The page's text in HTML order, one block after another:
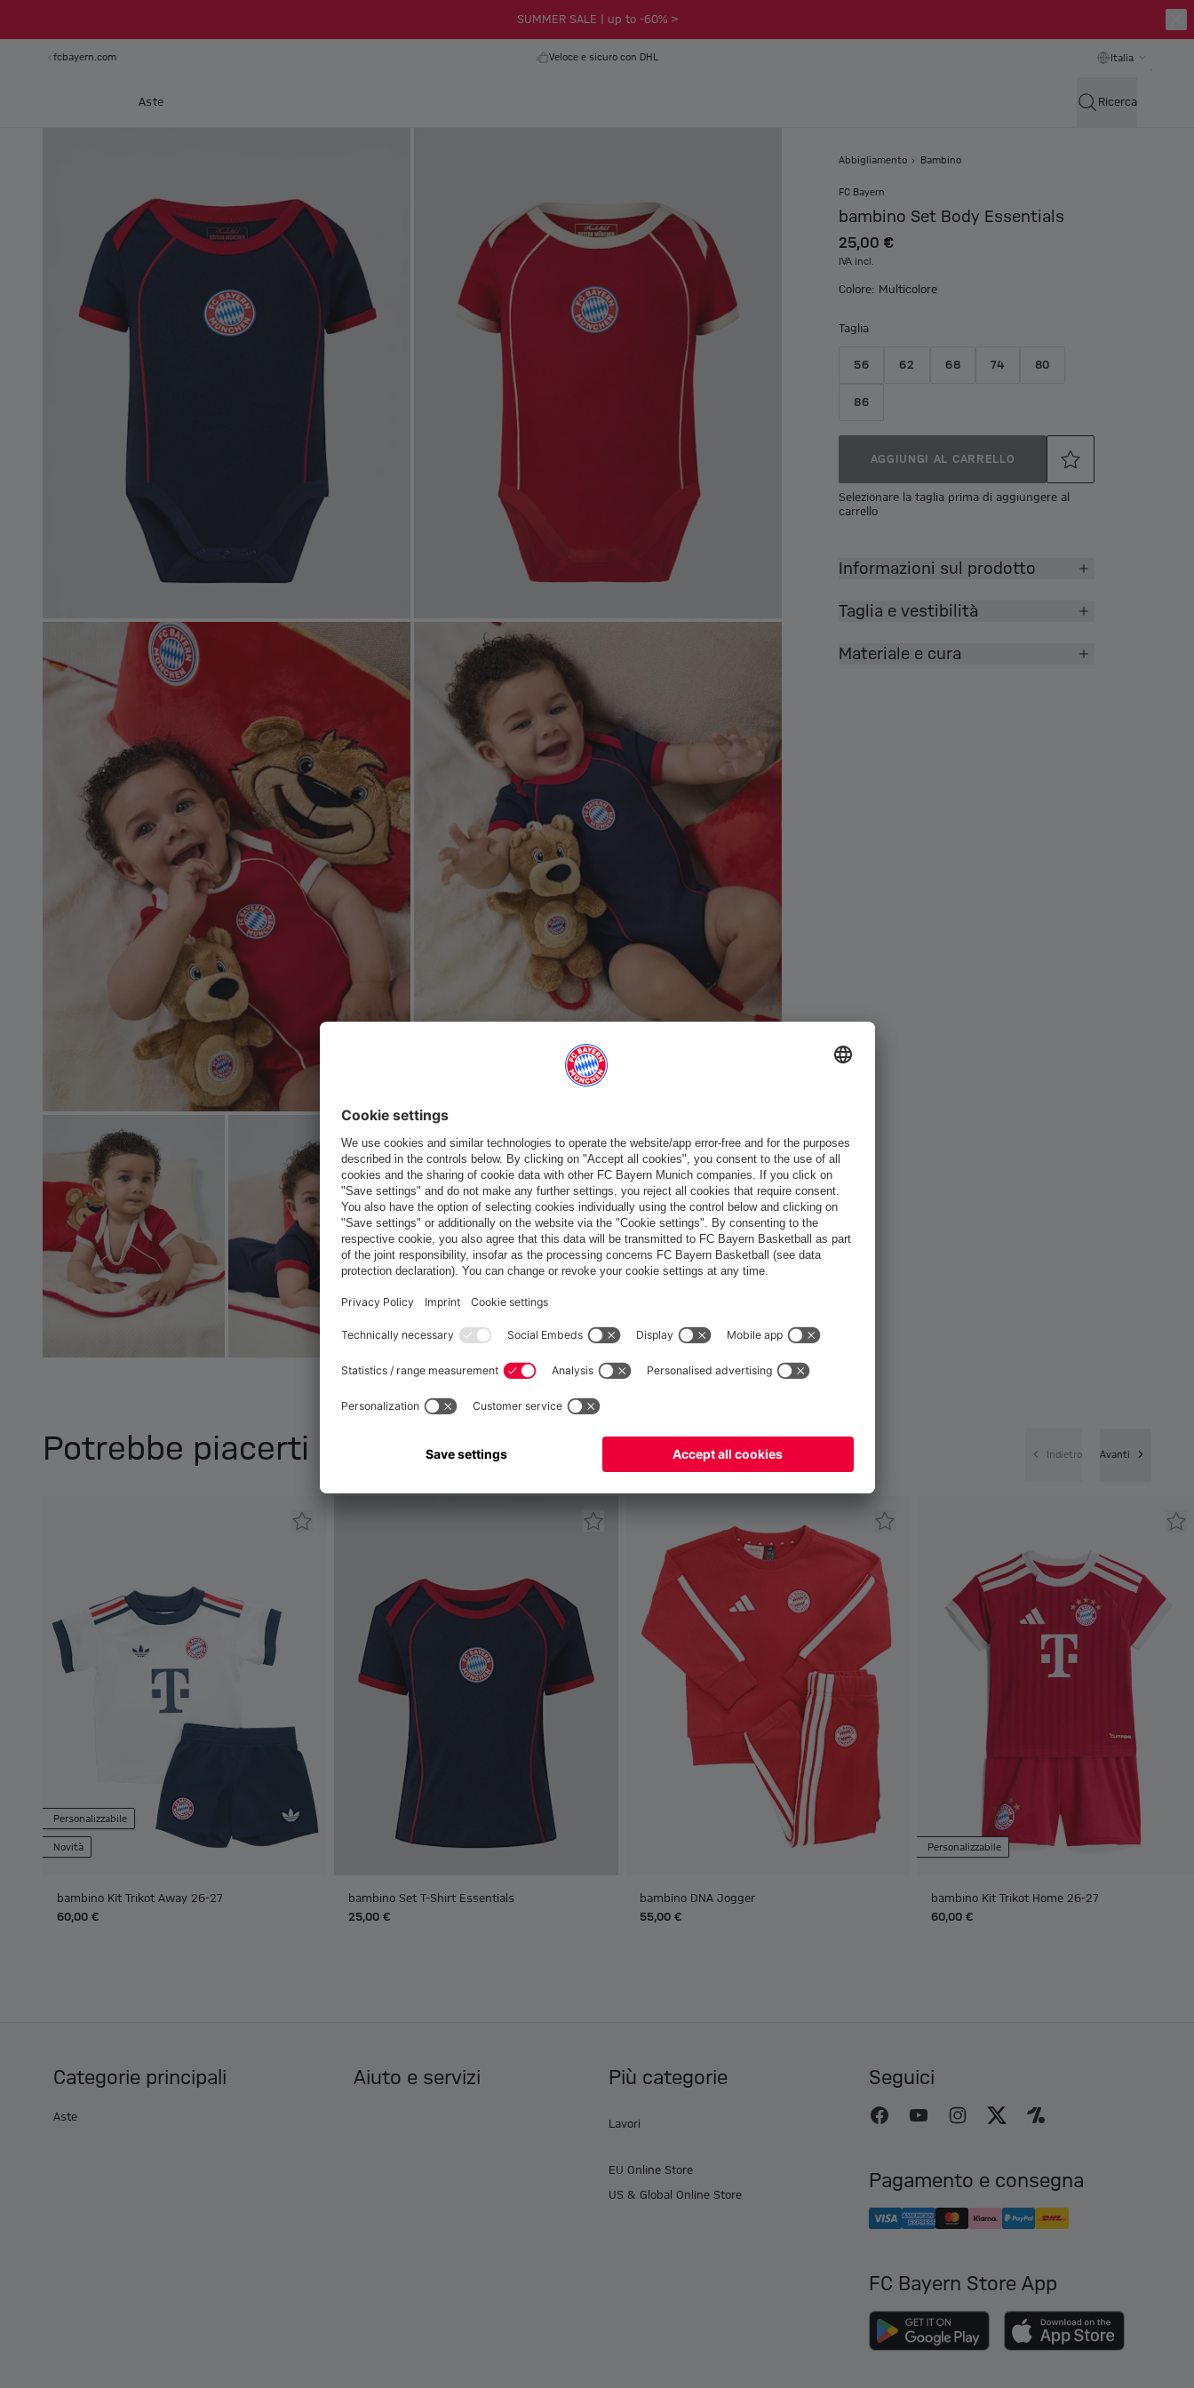
SUMMER SALE | up to -60% >
fcbayern.com Veloce e sicuro con DHL Italia
Aste Ricerca
Abbigliamento Bambino
FC Bayern
bambino Set Body Essentials
25,00 €
IVA incl.
Colore: Multicolore
Taglia
56 62 68 74 80
86
AGGIUNGI AL CARRELLO
Selezionare la taglia prima di aggiungere al
carrello
Informazioni sul prodotto
Taglia e vestibilità
Materiale e cura
Potrebbe piacerti anche questo Indietro Avanti
Personalizzabile
Novità
bambino Kit Trikot Away 26-27
60,00 €
bambino Set T-Shirt Essentials
25,00 €
bambino DNA Jogger
55,00 €
Personalizzabile
bambino Kit Trikot Home 26-27
60,00 €
Categorie principali
Aste
Aiuto e servizi Più categorie
Lavori
EU Online Store
US & Global Online Store
Seguici
Pagamento e consegna
FC Bayern Store App
Vuoi rimanere nel negozioItaliano ?
Globaleper consegnare lì!